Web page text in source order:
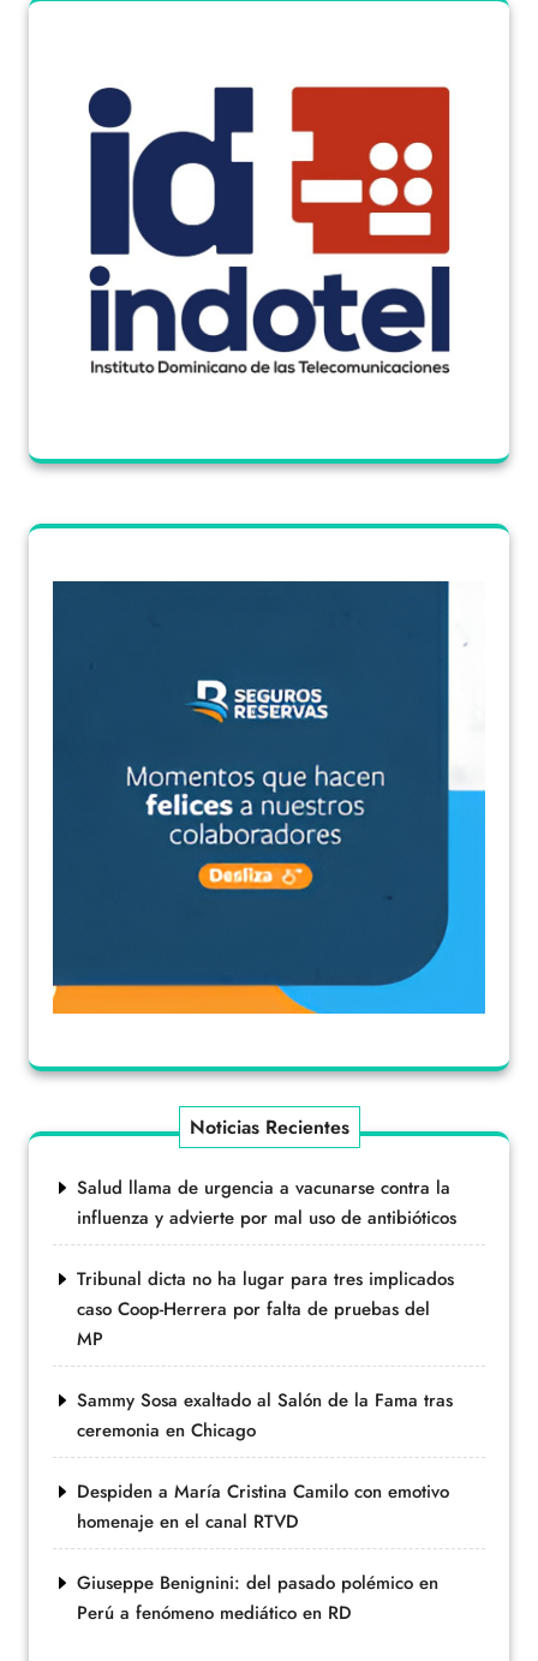
Noticias Recientes
Salud llama de urgencia a vacunarse contra la
influenza y advierte por mal uso de antibióticos
Tribunal dicta no ha lugar para tres implicados
caso Coop-Herrera por falta de pruebas del
MP
Sammy Sosa exaltado al Salón de la Fama tras
ceremonia en Chicago
Despiden a María Cristina Camilo con emotivo
homenaje en el canal RTVD
Giuseppe Benignini: del pasado polémico en
Perú a fenómeno mediático en RD